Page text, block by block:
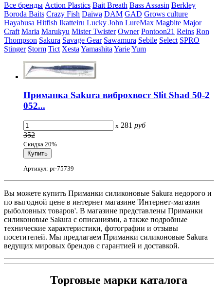
Все бренды Action Plastics Bait Breath Bass Assasin Berkley
Boroda Baits Crazy Fish Daiwa DAM GAD Grows culture
Hayabusa Hitfish Ikatteiru Lucky John LureMax Magbite Major
Craft Maria Marukyu Mister Twister Owner Pontoon21 Reins Ron
Thompson Sakura Savage Gear Sawamura Sebile Select SPRO
Stinger Storm Tict Xesta Yamashita YarieYum
Приманка Sakura виброхвост Slit Shad 50-2
052...
x 281 руб
352
Скидка 20%
Артикул: pr-75739
Вы можете купить Приманки силиконовые Sakura недорого и
по выгодной цене в интернет магазине 'Интернет-магазин
рыболовных товаров'. В магазине представлены Приманки
силиконовые Sakura с описаниями, а также подробные
технические характеристики, фотографии и отзывы
посетителей. Мы предлагаем Приманки силиконовые Sakura
ведущих мировых брендов с гарантией и доставкой.
Торговые марки каталога